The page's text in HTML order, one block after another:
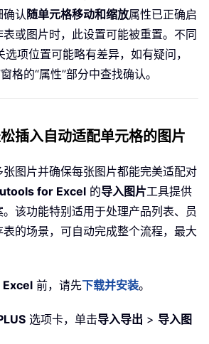
确认 随单元格移动和缩放属性已正确启
或图片时，此设置可能被重置。不同
项位置可能略有差异，如有疑问，
格的“属性”部分中查找确认。
插入自动适配单元格的图片
图片并确保每张图片都能完美适配对
for Excel 的导入图片工具提供
该功能特别适用于处理产品列表、员
的场景，可自动完成整个流程，最大
前，请先下载并安装。
选项卡，单击导入导出 > 导入图